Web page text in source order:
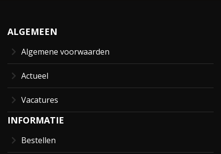
ALGEMEEN
Algemene voorwaarden
Actueel
Vacatures
INFORMATIE
Bestellen